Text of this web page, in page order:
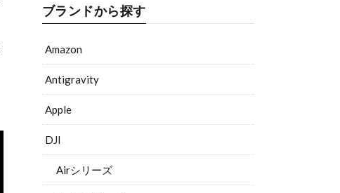
ブランドから探す
Amazon
Antigravity
Apple
DJI
Airシリーズ